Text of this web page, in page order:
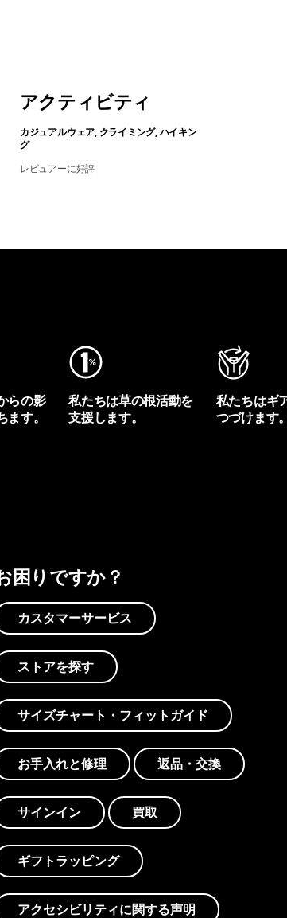
アクティビティ
カジュアルウェア, クライミング, ハイキン
グ
レビュアーに好評
らの影
す。
私たちは草の根活動を
支援します。
私たちはギ
つづけます。
困りですか？
カスタマーサービス
ストアを探す
サイズチャート・フィットガイド
お手入れと修理 返品・交換
サインイン 買取
ギフトラッピング
アクセシビリティに関する声明